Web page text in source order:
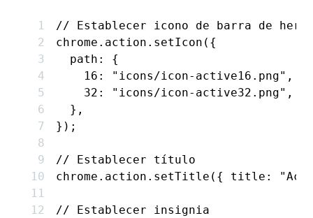
// Establecer icono de barra de
chrome . action .setIcon ({
  path
:
{
    16
: "icons/icon-active16.png" ,
    32
: "icons/icon-active32.png" ,
  }
,
});
// Establecer título
chrome . action .setTitle ({ title :
// Establecer insignia